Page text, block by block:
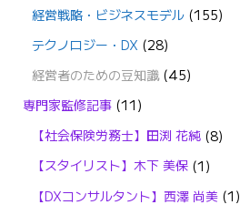
経営戦略・ビジネスモデル (155)
テクノロジー・DX (28)
経営者のための豆知識(45)
専門家監修記事(11)
【社会保険労務士】田渕 花純 (8)
【スタイリスト】木下 美保 (1)
【DXコンサルタント】西澤 尚美 (1)